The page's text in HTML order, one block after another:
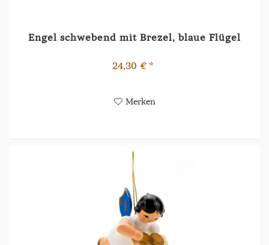
Engel schwebend mit Brezel, blaue Flügel
24,30 € *
Merken